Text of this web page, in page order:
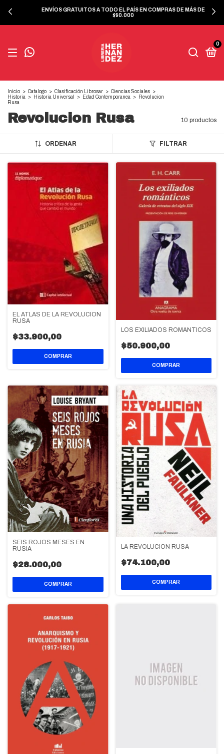
ENVÍOS GRATUITOS A TODO EL PAÍS EN COMPRAS DE MÁS DE
$90.000
0
Inicio > Catalogo > Clasificación Librosar > Ciencias Sociales >
Historia
> Historia Universal > Edad Contemporanea >
Revolucion
Rusa
Revolucion Rusa 10 productos
ORDENAR FILTRAR
EL ATLAS DE LA REVOLUCION
RUSA
$33.900,00
LOS EXILIADOS ROMANTICOS
$50.900,00
SEIS ROJOS MESES EN
RUSIA
$28.000,00
LA REVOLUCION RUSA
$74.100,00